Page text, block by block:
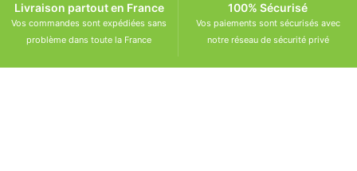
Livraison partout en France
Vos commandes sont expédiées sans
problème dans toute la France
100% Sécurisé
Vos paiements sont sécurisés avec
notre réseau de sécurité privé